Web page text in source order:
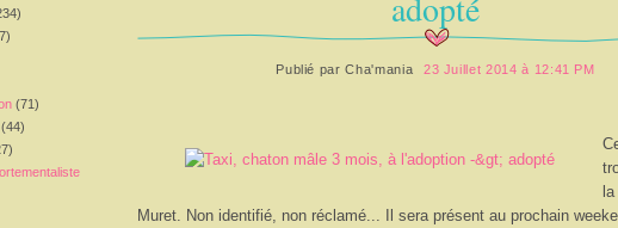
(71)
(44)
Publié parCha'mania 23 Juillet 2014 à 12:41 PM
Muret. Non identifié, non réclamé... Il sera présent au prochain